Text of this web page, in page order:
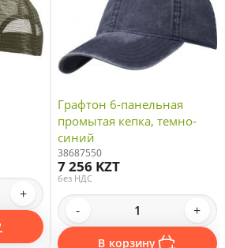
+
Графтон 6-панельная
промытая кепка, темно-
синий
38687550
7 256 KZT
без НДС
- +
В корзину